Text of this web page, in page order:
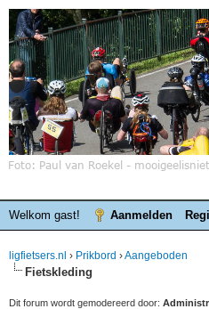
Welkom gast! Aanmelden
ligfietsers.nl › Prikbord ›Aangeboden
Fietskleding
Dit forum wordt gemodereerd door: